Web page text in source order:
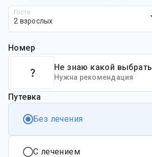
Гости
2 взрослых
Номер
Не знаю какой выбрать
Нужна рекомендация
Путевка
Без лечения
С лечением